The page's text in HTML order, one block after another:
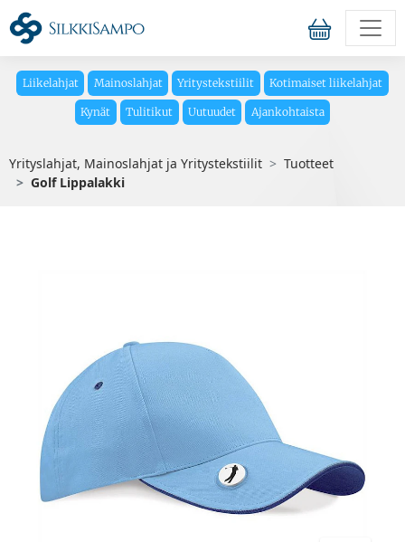
Liikelahjat Mainoslahjat Yritystekstiilit Kotimaiset liikelahjat
Kynät Tulitikut Uutuudet Ajankohtaista
Yrityslahjat, Mainoslahjat ja Yritystekstiilit
Tuotteet
Golf Lippalakki